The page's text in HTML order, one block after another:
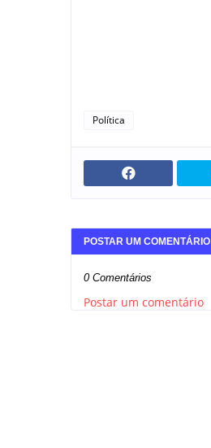
Política
POSTAR UM COMENTÁRIO
0 Comentários
Postar um comentário